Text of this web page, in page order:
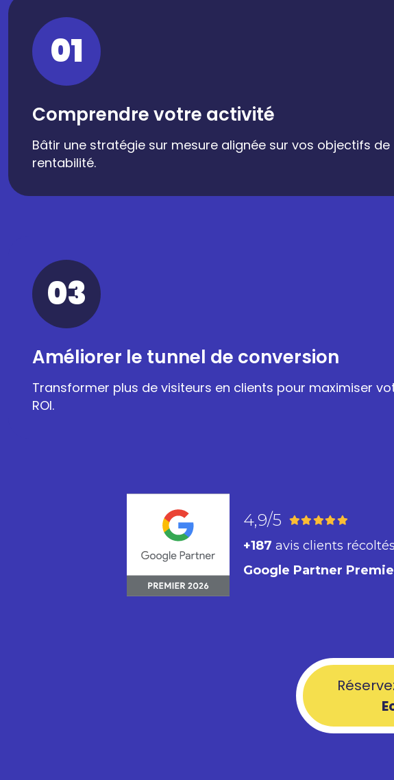
01
Comprendre votre activité
Bâtir une stratégie sur mesure alignée sur vos objectifs de
rentabilité.
03
Améliorer le tunnel de conversion
Transformer plus de visiteurs en clients pour maximiser
ROI.
4,9/5
+187 avis clients
Google Partner